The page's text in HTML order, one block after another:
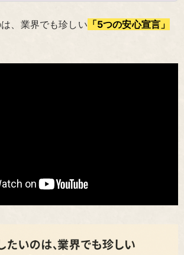
、業界でも珍しい 「5つの安心宣言」